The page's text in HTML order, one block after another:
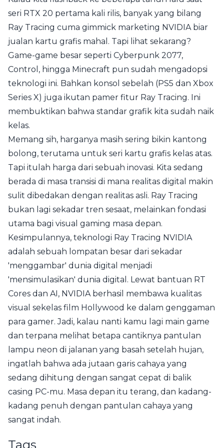
seri RTX 20 pertama kali rilis, banyak yang bilang
Ray Tracing cuma gimmick marketing NVIDIA biar
jualan kartu grafis mahal. Tapi lihat sekarang?
Game-game besar seperti Cyberpunk 2077,
Control, hingga Minecraft pun sudah mengadopsi
teknologi ini. Bahkan konsol sebelah (PS5 dan Xbox
Series X) juga ikutan pamer fitur Ray Tracing. Ini
membuktikan bahwa standar grafik kita sudah naik
kelas.
Memang sih, harganya masih sering bikin kantong
bolong, terutama untuk seri kartu grafis kelas atas.
Tapi itulah harga dari sebuah inovasi. Kita sedang
berada di masa transisi di mana realitas digital makin
sulit dibedakan dengan realitas asli. Ray Tracing
bukan lagi sekadar tren sesaat, melainkan fondasi
utama bagi visual gaming masa depan.
Kesimpulannya, teknologi Ray Tracing NVIDIA
adalah sebuah lompatan besar dari sekadar
'menggambar' dunia digital menjadi
'mensimulasikan' dunia digital. Lewat bantuan RT
Cores dan AI, NVIDIA berhasil membawa kualitas
visual sekelas film Hollywood ke dalam genggaman
para gamer. Jadi, kalau nanti kamu lagi main game
dan terpana melihat betapa cantiknya pantulan
lampu neon di jalanan yang basah setelah hujan,
ingatlah bahwa ada jutaan garis cahaya yang
sedang dihitung dengan sangat cepat di balik
casing PC-mu. Masa depan itu terang, dan kadang-
kadang penuh dengan pantulan cahaya yang
sangat indah.
Tags